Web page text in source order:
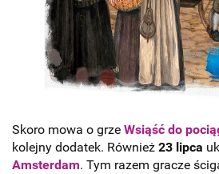
Skoro mowa o grze Wsiąść do
kolejny dodatek. Również 23 lipca
Amsterdam. Tym razem gracze